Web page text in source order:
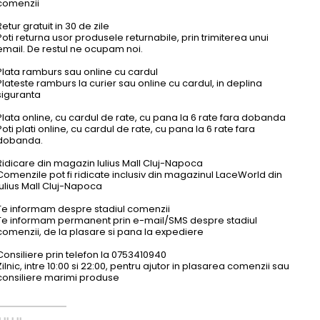
favorite_border
Sutien Cu Banda De Silicon, Efect De...
gratuit in 30 de zile
returna usor produsele returnabile, prin trimiterea unui
De restul ne ocupam noi.
ramburs sau online cu cardul
ramburs la curier sau online cu cardul, in deplina
online, cu cardul de rate, cu pana la 6 rate fara dobanda
plati online, cu cardul de rate, cu pana la 6 rate fara
din magazin Iulius Mall Cluj-Napoca
pot fi ridicate inclusiv din magazinul LaceWorld din
Mall Cluj-Napoca
informam despre stadiul comenzii
informam permanent prin e-mail/SMS despre stadiul
de la plasare si pana la expediere
prin telefon la 0753410940
intre 10:00 si 22:00, pentru ajutor in plasarea comenzii sau
marimi produse